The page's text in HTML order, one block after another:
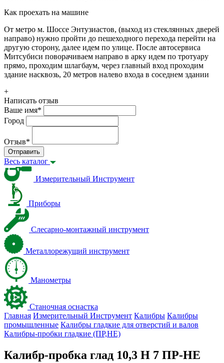
Как проехать на машине
От метро м. Шоссе Энтузиастов, (выход из стеклянных дверей
направо) нужно пройти до пешеходного перехода перейти на
другую сторону, далее идем по улице. После автосервиса
Митсубиси поворачиваем направо в арку идем по тротуару
прямо, проходим шлагбаум, через главный вход проходим
здание насквозь, 20 метров налево входа в соседнем здании
+
Написать отзыв
Ваше имя*
Город
Отзыв*
Отправить
Весь каталог
Измерительный Инструмент
Приборы
Слесарно-монтажный инструмент
Металлорежущий инструмент
Манометры
Станочная оснастка
Главная Измерительный Инструмент Калибры Калибры
промышленные Калибры гладкие для отверстий и валов
Калибры-пробки гладкие (ПР,НЕ)
Калибр-пробка глад 10,3 H 7 ПР-НЕ